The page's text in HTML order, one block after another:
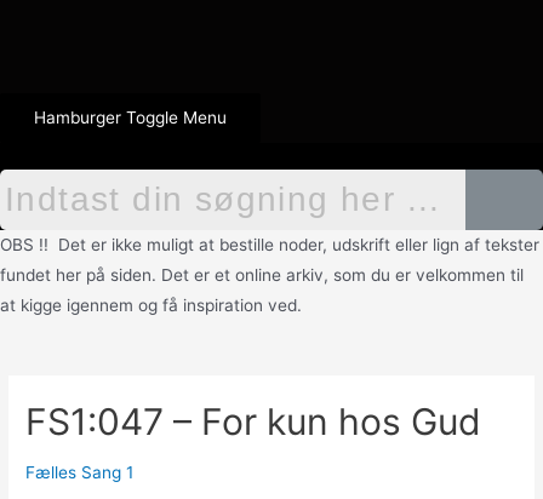
Hamburger Toggle Menu
OBS !! Det er ikke muligt at bestille noder, udskrift eller lign af tekster
fundet her på siden. Det er et online arkiv, som du er velkommen til
at kigge igennem og få inspiration ved.
FS1:047 – For kun hos Gud
Fælles Sang 1